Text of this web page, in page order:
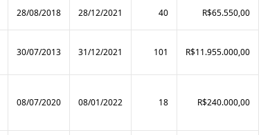
28/08/2018 28/12/2021 40 R$65.550,00
30/07/2013 31/12/2021 101 R$11.955.000,00
08/07/2020 08/01/2022 18 R$240.000,00